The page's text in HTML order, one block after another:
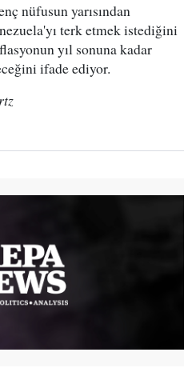
nüfusun yarısından
terk etmek istediğini
yıl sonuna kadar
ifade ediyor.